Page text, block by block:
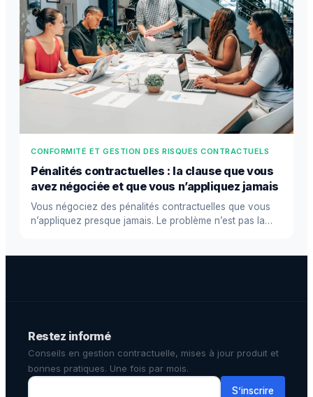
CONFORMITÉ ET GESTION DES RISQUES CONTRACTUELS
Pénalités contractuelles : la clause que vous
avez négociée et que vous n’appliquez jamais
Vous négociez des pénalités contractuelles que vous
n’appliquez presque jamais. Le problème n’est pas la
Restez informé
Conseils en gestion contractuelle, mises à jour produit et
bonnes pratiques. Une fois par mois.
S’inscrire